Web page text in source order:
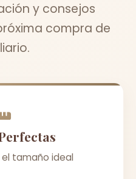
y consejos
compra de
tamaño ideal